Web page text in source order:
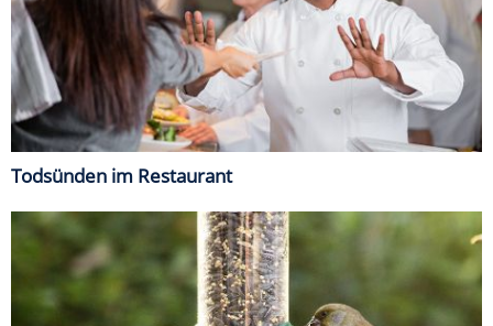
Todsünden im Restaurant